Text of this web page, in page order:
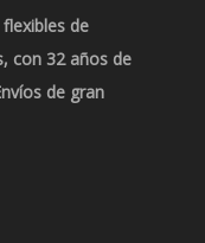
de
con 32 años de
de gran